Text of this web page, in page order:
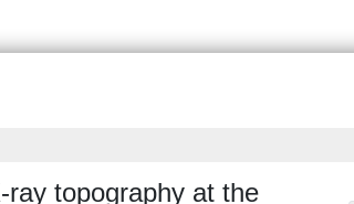
topography at the